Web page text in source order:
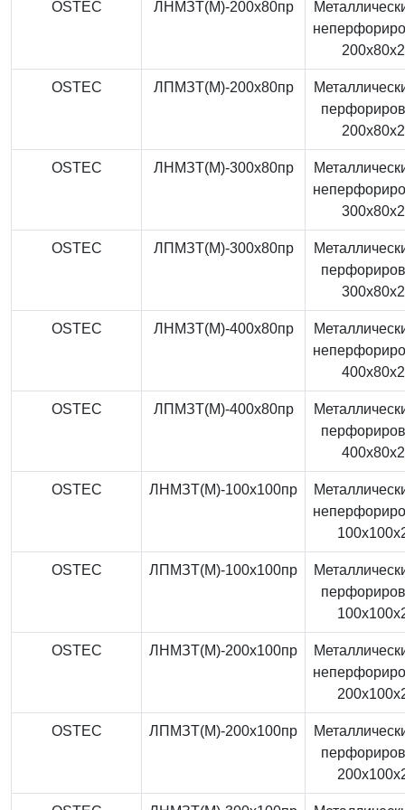
OSTEC ЛНМЗТ(М)-200x80пр
OSTEC ЛПМЗТ(М)-200x80пр
OSTEC ЛНМЗТ(М)-300x80пр
OSTEC ЛПМЗТ(М)-300x80пр
OSTEC ЛНМЗТ(М)-400x80пр
OSTEC ЛПМЗТ(М)-400x80пр
OSTEC ЛНМЗТ(М)-100x100пр
OSTEC ЛПМЗТ(М)-100x100пр
OSTEC ЛНМЗТ(М)-200x100пр
OSTEC ЛПМЗТ(М)-200x100пр